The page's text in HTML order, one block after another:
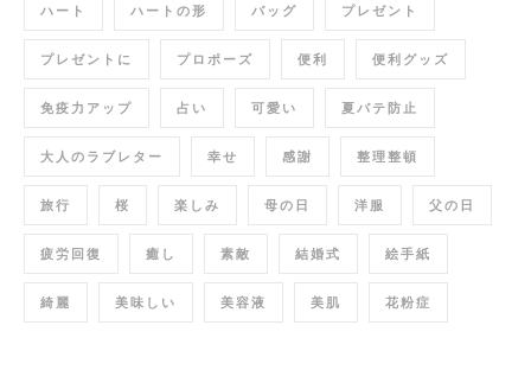
ハート ハートの形 バッグ プレゼント
プレゼントに プロポーズ 便利 便利グッズ
免疫力アップ 占い 可愛い 夏バテ防止
大人のラブレター 幸せ 感謝 整理整頓
旅行 桜 楽しみ 母の日 洋服 父の日
疲労回復 癒し 素敵 結婚式 絵手紙
綺麗 美味しい 美容液 美肌 花粉症